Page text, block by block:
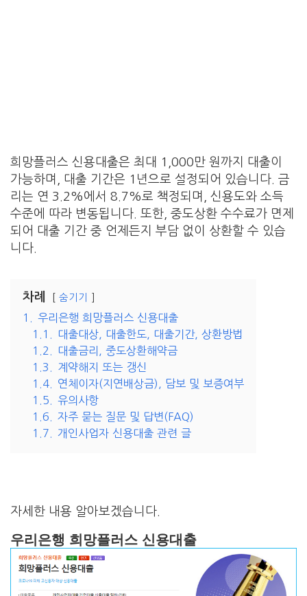
희망플러스 신용대출은 최대 1,000만 원까지 대출이
가능하며, 대출 기간은 1년으로 설정되어 있습니다. 금
리는 연 3.2%에서 8.7%로 책정되며, 신용도와 소득
수준에 따라 변동됩니다. 또한, 중도상환 수수료가 면제
되어 대출 기간 중 언제든지 부담 없이 상환할 수 있습
니다.
차례 숨기기
1.
우리은행 희망플러스 신용대출
1.1.
대출대상, 대출한도, 대출기간, 상환방법
1.2.
대출금리, 중도상환해약금
1.3.
계약해지 또는 갱신
1.4.
연체이자(지연배상금), 담보 및 보증여부
1.5.
유의사항
1.6.
자주 묻는 질문 및 답변(FAQ)
1.7.
개인사업자 신용대출 관련 글
자세한 내용 알아보겠습니다.
우리은행 희망플러스 신용대출